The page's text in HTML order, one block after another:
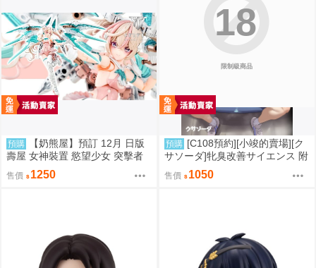
預購
【奶熊屋】預訂 12月 日版
壽屋 女神裝置 慾望少女 突擊者
糖霜 一般版 組裝模型 0810
售價 1250
限制級商品
18
預購 [C108預約][小竣的賣場][ク
サソーダ]牝臭改善サイエンス 附
蜜瓜特典小卡+A5壓克力立牌 同
人誌id=3725858
售價 1050